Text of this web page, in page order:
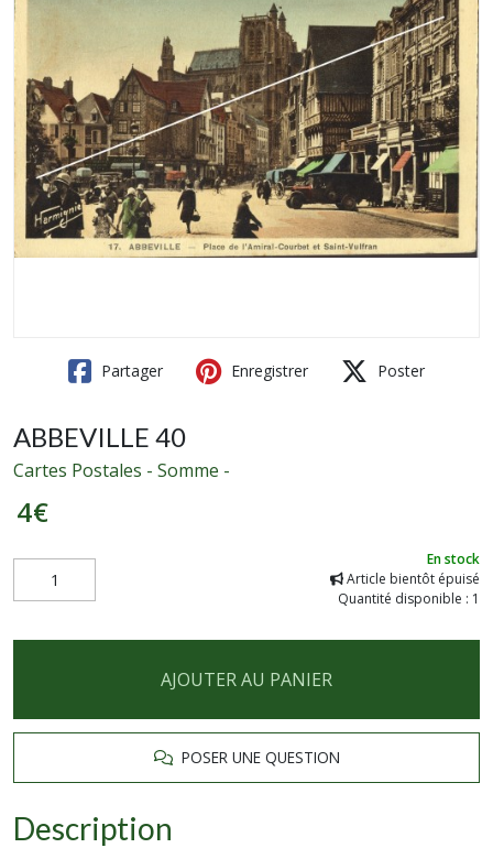
Partager Enregistrer Poster
ABBEVILLE 40
Cartes Postales - Somme -
4€
En stock
Article bientôt épuisé
Quantité disponible : 1
AJOUTER AU PANIER
POSER UNE QUESTION
Description